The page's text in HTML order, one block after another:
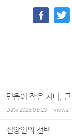
믿음이 작은 자냐,
Date2025.05.23 Views
신앙인의 선택